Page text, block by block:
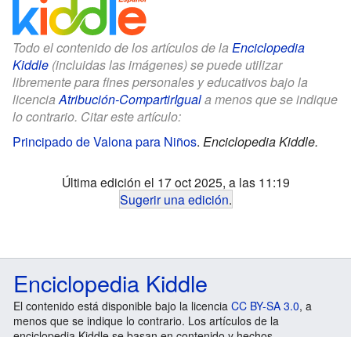
Todo el contenido de los artículos de la Enciclopedia
Kiddle (incluidas las imágenes) se puede utilizar
libremente para fines personales y educativos bajo la
licenciaAtribución-CompartirIguala menos que se indique
lo contrario. Citar este artículo:
Principado de Valona para Niños. Enciclopedia Kiddle.
Última edición el 17 oct 2025, a las 11:19
Sugerir una edición.
Enciclopedia Kiddle
El contenido está disponible bajo la licencia CC BY-SA 3.0, a
menos que se indique lo contrario. Los artículos de la